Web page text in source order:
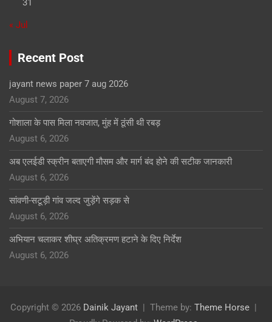
31
« Jul
Recent Post
jayant news paper 7 aug 2026
August 7, 2026
गोशाला के पास मिला नवजात, मुंह में ठूंसी थी रबड़
August 6, 2026
अब एलईडी स्क्रीन बताएगी मौसम और मार्ग बंद होने की सटीक जानकारी
August 6, 2026
सांवणी-सटूड़ी गांव जल्द जुड़ेंगे सड़क से
August 6, 2026
अभियान चलाकर शीघ्र अतिक्रमण हटाने के दिए निर्देश
August 6, 2026
Copyright © 2026 Dainik Jayant Theme by: Theme Horse